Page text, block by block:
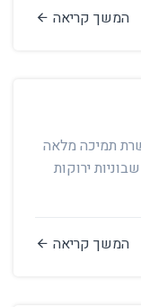
המשך קריאה
תמיכה מלאה
ירוקות
המשך קריאה